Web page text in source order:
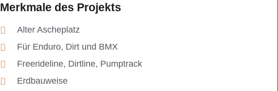
Merkmale des Projekts
Alter Ascheplatz
Für Enduro, Dirt und BMX
Freerideline, Dirtline, Pumptrack
Erdbauweise